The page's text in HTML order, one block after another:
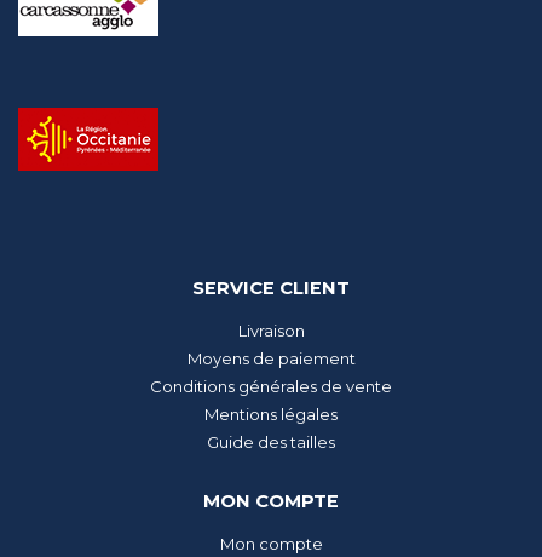
SERVICE CLIENT
Livraison
Moyens de paiement
Conditions générales de vente
Mentions légales
Guide des tailles
MON COMPTE
Mon compte